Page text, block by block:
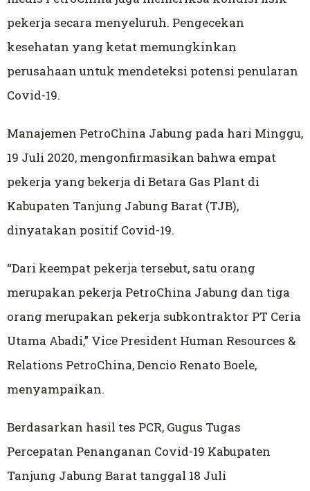
pekerja secara menyeluruh. Pengecekan
kesehatan yang ketat memungkinkan
perusahaan untuk mendeteksi potensi penularan
Covid-19.
Manajemen PetroChina Jabung pada hari Minggu,
19 Juli 2020, mengonfirmasikan bahwa empat
pekerja yang bekerja di Betara Gas Plant di
Kabupaten Tanjung Jabung Barat (TJB),
dinyatakan positif Covid-19.
“Dari keempat pekerja tersebut, satu orang
merupakan pekerja PetroChina Jabung dan tiga
orang merupakan pekerja subkontraktor PT Ceria
Utama Abadi,” Vice President Human Resources &
Relations PetroChina, Dencio Renato Boele,
menyampaikan.
Berdasarkan hasil tes PCR, Gugus Tugas
Percepatan Penanganan Covid-19 Kabupaten
Tanjung Jabung Barat tanggal 18 Juli